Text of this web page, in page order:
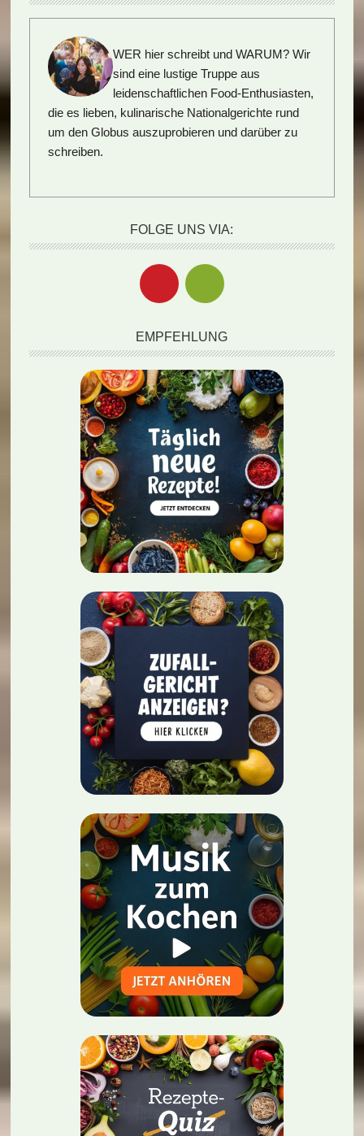
WER hier schreibt und WARUM? Wir
sind eine lustige Truppe aus
leidenschaftlichen Food-Enthusiasten,
die es lieben, kulinarische Nationalgerichte rund
um den Globus auszuprobieren und darüber zu
schreiben.
FOLGE UNS VIA:
EMPFEHLUNG